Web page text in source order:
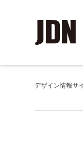
デザイン情報サ